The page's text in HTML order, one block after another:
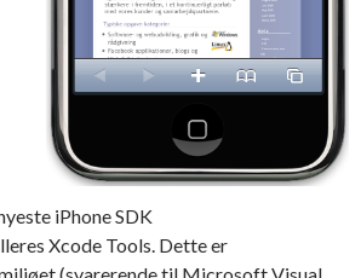
iPhone SDK
Xcode Tools. Dette er